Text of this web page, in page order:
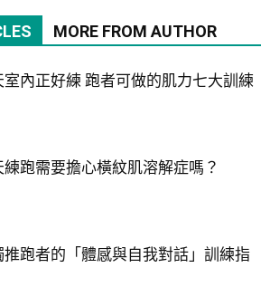
MORE FROM AUTHOR
室內正好練 跑者可做的肌力七大訓練
練跑需要擔心橫紋肌溶解症嗎？
推跑者的「體感與自我對話」訓練指